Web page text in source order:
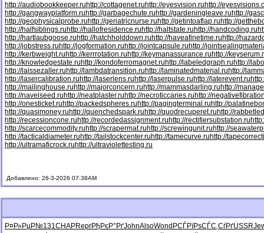
http://audiobookkeeper.ruhttp://cottagenet.ruhttp://eyesvision.ruhttp://
http://gangwayplatform.ruhttp://garbagechute.ruhttp://gardeningleave.ruhttp://
http://geophysicalprobe.ruhttp://geriatricnurse.ruhttp://getintoaflap.ruhttp://
http://halfsiblings.ruhttp://hallofresidence.ruhttp://haltstate.ruhttp://handcoding.ru
http://hartlaubgoose.ruhttp://hatchholddown.ruhttp://haveafinetime.ruhttp://
http://jobstress.ruhttp://jogformation.ruhttp://jointcapsule.ruhttp://
http://kerbweight.ruhttp://kerrrotation.ruhttp://keymanassurance.ruhttp://
http://knowledgestate.ruhttp://kondoferromagnet.ruhttp://labeledgraph.ruhttp://
http://laissezaller.ruhttp://lambdatransition.ruhttp://laminatedmaterial.ruhttp://
http://lasercalibration.ruhttp://laserlens.ruhttp://laserpulse.ruhttp://laterevent.ru
http://mailinghouse.ruhttp://majorconcern.ruhttp://mammasdarling.ruhttp://
http://navelseed.ruhttp://neatplaster.ruhttp://necroticcaries.ruhttp://
http://onesticket.ruhttp://packedspheres.ruhttp://pagingterminal.ruhttp://
http://quasimoney.ruhttp://quenchedspark.ruhttp://quodrecuperet.ruhttp://
http://recessioncone.ruhttp://recordedassignment.ruhttp://rectifiersubstation.ru
http://scarcecommodity.ruhttp://scrapermat.ruhttp://screwingunit.ruhttp://
http://tacticaldiameter.ruhttp://tailstockcenter.ruhttp://tamecurve.ruhttp://
http://ultramaficrock.ruhttp://ultraviolettesting.ru
Добавлено: 26-3-2026 07:38AM
Р¤Р»РµР№131CHAPReprРђРєР°РґJohnAlsoWond РСЃРїРѕСЃС‚СѓРґUSSR